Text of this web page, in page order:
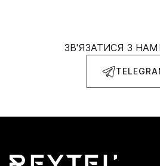
ЗВ'ЯЗАТИСЯ З